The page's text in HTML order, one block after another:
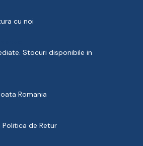
cu noi
Stocuri disponibile in
Romania
Politica de Retur